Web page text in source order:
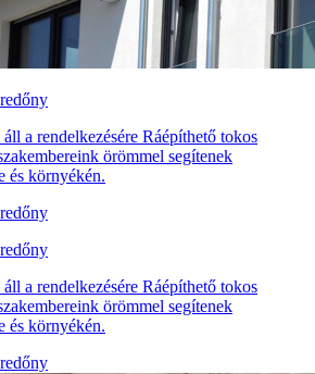
a rendelkezésére Ráépíthető tokos
örömmel segítenek
és környékén.
a rendelkezésére Ráépíthető tokos
örömmel segítenek
és környékén.